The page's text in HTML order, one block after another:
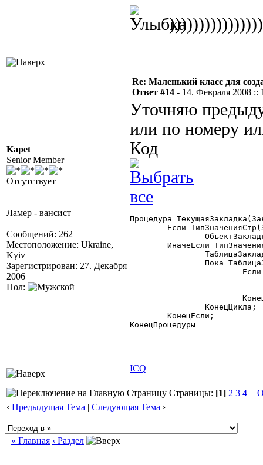
Kapet
Senior Member
Отсутствует
Ламер - вансист
Сообщений: 262
Местоположение: Ukraine,
Kyiv
Зарегистрирован: 27. Декабря
2006
Пол:
Re: Маленький класс для
Ответ #14 - 14. Февраля 2008 ::
Уточняю
или по номеру
Код
Процедура
КонецПроцедуры
ICQ
Страницы: [1] 2 3 4
‹ Предыдущая Тема | Следующая Тема ›
« Главная ‹ Раздел